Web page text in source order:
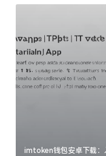
imtoken钱包安卓下载：